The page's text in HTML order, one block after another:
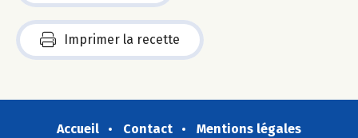
Imprimer la recette
Accueil Contact
Mentions légales